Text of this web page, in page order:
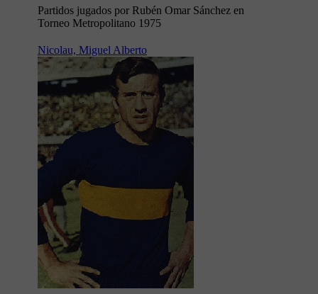
Partidos jugados por Rubén Omar Sánchez en
Torneo Metropolitano 1975
Nicolau, Miguel Alberto